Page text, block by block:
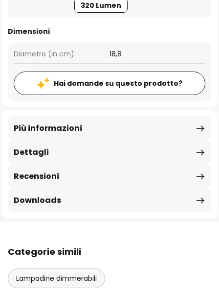
320 Lumen
Dimensioni
Diametro (in cm): 18,8
Hai domande su questo prodotto?
Dettagli
Più informazioni
Recensioni
Downloads
Categorie simili
Lampadine dimmerabili